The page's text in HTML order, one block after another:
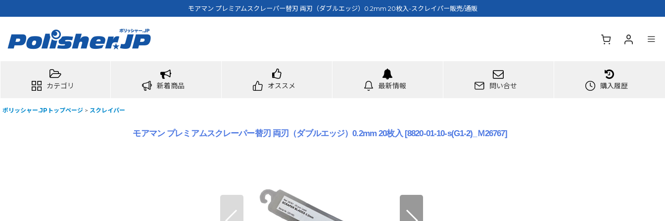
モアマン プレミアムスクレーパー替刃 両刃（ダブルエッジ）0.2mm 20枚入-スクレイパー販売/通販
カテゴリ 新着商品 オススメ 最新情報 問い合せ 購入履歴
ポリッシャー.JPトップページ > スクレイパー
モアマン プレミアムスクレーパー替刃 両刃（ダブルエッジ）0.2mm 20枚入 [8820-01-10-s(G1-2)_Ｍ26767]